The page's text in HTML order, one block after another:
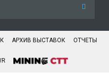
АРХИВ ВЫСТАВОК ОТЧЕТЫ